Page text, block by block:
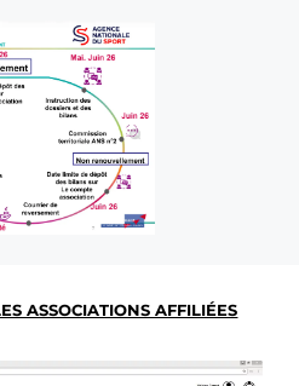
ASSOCIATIONS AFFILIÉES